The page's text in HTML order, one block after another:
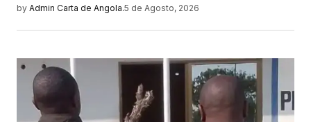
by Admin Carta de Angola.5 de Agosto, 2026